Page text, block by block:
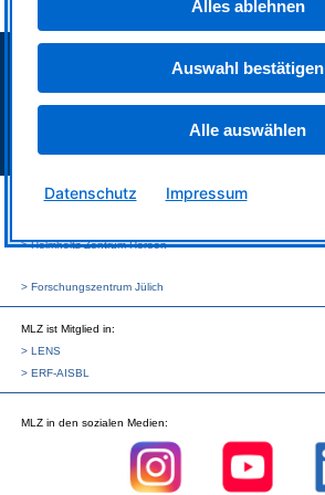
> Datenschutz
MLZ ist eine Kooperation aus:
> Helmholtz-Zentrum Hereon
> Forschungszentrum Jülich
MLZ ist Mitglied in:
> LENS
> ERF-AISBL
MLZ in den sozialen Medien:
Alles ablehnen
Auswahl bestätigen
Alle auswählen
Datenschutz Impressum